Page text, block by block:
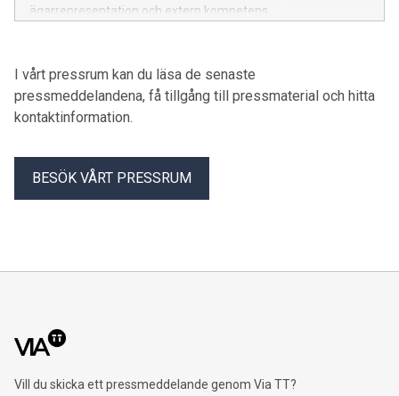
ägarrepresentation och extern kompetens.
I vårt pressrum kan du läsa de senaste
pressmeddelandena, få tillgång till pressmaterial och hitta
kontaktinformation.
BESÖK VÅRT PRESSRUM
Vill du skicka ett pressmeddelande genom Via TT?